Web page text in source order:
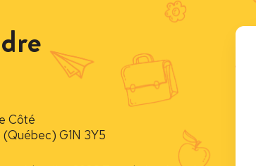
Côté
G1N 3Y5